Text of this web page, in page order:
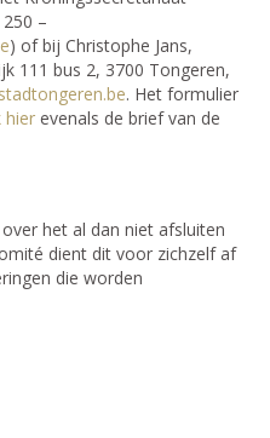
–
) of bij Christophe Jans,
111 bus 2, 3700 Tongeren,
. Het formulier
hier evenals de brief van de
het al dan niet afsluiten
dient dit voor zichzelf af
die worden